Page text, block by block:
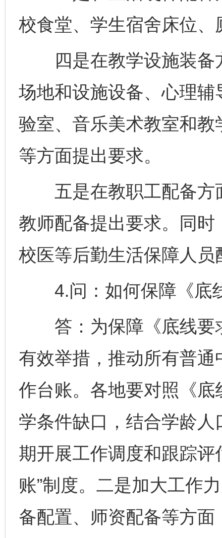
校食堂、学生宿舍床位
四是在教学设施装备
场地和设施设备、心理
验室、音乐美术教室和
等方面提出要求。
五是在教职工配备方
教师配备提出要求。同
校医等后勤生活保障人员
4.问：如何保障《底
答：为保障《底线要
有效举措，推动所有普
作台账。各地要对照《
学条件缺口，结合学龄
期开展工作调度和跟踪评
账”制度。二是加大工作
备配置、师资配备等方